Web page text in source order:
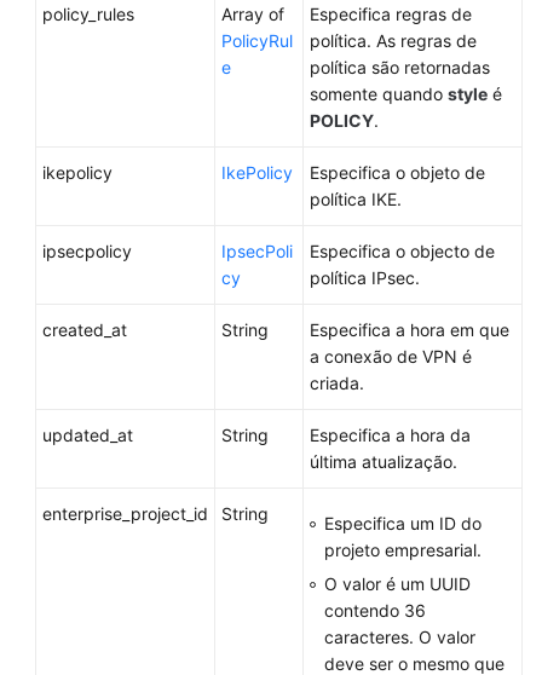
policy_rules
Array of
PolicyRul
e
Especifica regras de
política. As regras de
política são retornadas
somente quando style é
POLICY.
ikepolicy IkePolicy
Especifica o objeto de
política IKE.
ipsecpolicy
IpsecPoli
cy
Especifica o objecto de
política IPsec.
created_at String
Especifica a hora em que
a conexão de VPN é
criada.
updated_at String
Especifica a hora da
última atualização.
enterprise_project_id String
Especifica um ID do
projeto empresarial.
O valor é um UUID
contendo 36
caracteres. O valor
deve ser o mesmo que